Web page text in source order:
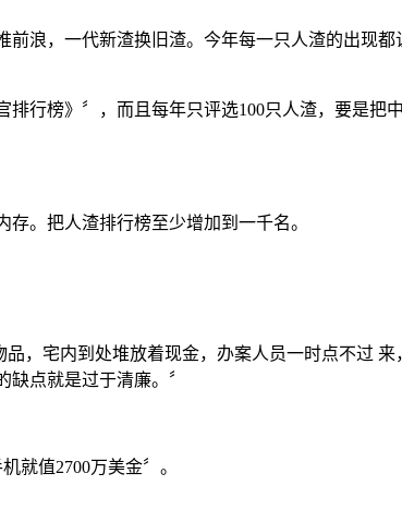
浪，一代新渣换旧渣。今年每一只人渣的出现
行榜》〞，而且每年只评选100只人渣，要是把
。把人渣排行榜至少增加到一千名。
，宅内到处堆放着现金，办案人员一时点不过
点就是过于清廉。〞
就值2700万美金〞。